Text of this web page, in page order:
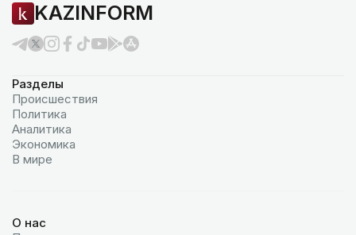
KAZINFORM
Разделы
Происшествия
Политика
Аналитика
Экономика
В мире
О нас